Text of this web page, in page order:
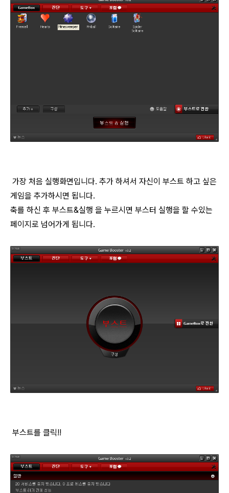
가장 처음 실행화면입니다. 추가 하셔서 자신이 부스트 하고 싶은
게임을 추가하시면 됩니다.
축를 하신 후 부스트&실행 을 누르시면 부스터 실행을 할 수있는
페이지로 넘어가게 됩니다.
부스트를 클릭!!